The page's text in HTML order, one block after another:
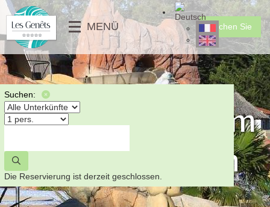
MENÜ
╳
DIENSTLEISTUNGEN
FOTOGALERIE
VIDEO
⟶
CLUB FÜR KINDER
⟵
MOBILHEIME
MOBILHEIME PMR
UNGEWÖHNLICHE
Buchen Sie
Dokumente zum
Herunterladen
Suchen:
Die Reservierung ist derzeit geschlossen.